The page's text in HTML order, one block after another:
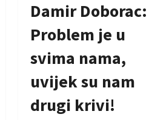
Damir Doborac:
Problem je u
svima nama,
uvijek su nam
drugi krivi!